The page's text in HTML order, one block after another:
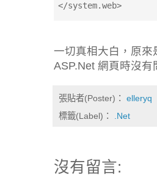
</system.web>
一切真相大白，原來
ASP.Net 網頁時沒有
張貼者(Poster)： elleryq
標籤(Label)：
.Net
沒有留言: